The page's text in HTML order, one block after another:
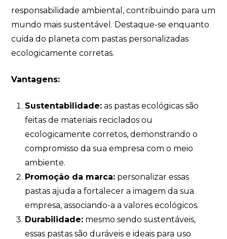
responsabilidade ambiental, contribuindo para um
mundo mais sustentável. Destaque-se enquanto
cuida do planeta com pastas personalizadas
ecologicamente corretas.
Vantagens:
Sustentabilidade:as pastas ecológicas são
feitas de materiais reciclados ou
ecologicamente corretos, demonstrando o
compromisso da sua empresa com o meio
ambiente.
Promoção da marca:personalizar essas
pastas ajuda a fortalecer a imagem da sua
empresa, associando-a a valores ecológicos.
Durabilidade:mesmo sendo sustentáveis,
essas pastas são duráveis e ideais para uso